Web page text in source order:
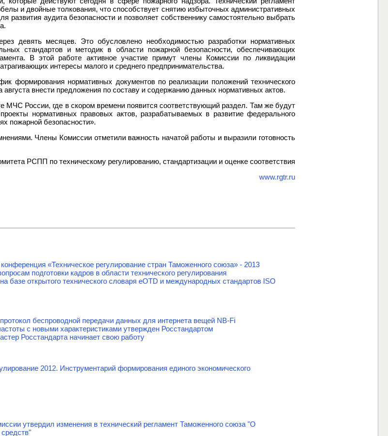
и двойные толкования, что способствует снятию избыточных административных
развития аудита безопасности и позволяет собственнику самостоятельно выбрать
девять месяцев. Это обусловлено необходимостью разработки нормативных
стандартов и методик в области пожарной безопасности, обеспечивающих
В этой работе активное участие примут члены Комиссии по ликвидации
интересы малого и среднего предпринимательства.
формирования нормативных документов по реализации положений технического
внести предложения по составу и содержанию данных нормативных актов.
МЧС России, где в скором времени появится соответствующий раздел. Там же будут
нормативных правовых актов, разрабатываемых в развитие федерального
пожарной безопасности».
Члены Комиссии отметили важность начатой работы и выразили готовность
РСПП по техническому регулированию, стандартизации и оценке соответствия
www.rgtr.ru
«Техническое регулирование стран Таможенного союза» - 2013
подготовки кадров в области технического регулирования
базе открытого технического словаря eOTD и международных стандартов ISO
беспроводной передачи данных для интернета вещей NB-Fi
с новыми характеристиками утвержден Росстандартом
Росстандарта начинает свою работу
2012. Инструментарий формирования единого экономического
утвердил изменения в технический регламент Таможенного союза "О